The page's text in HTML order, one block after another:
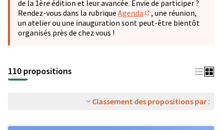
de la 1ère édition et leur avancée. Envie de participer ?
Rendez-vous dans la rubrique Agenda
(S'ouvre dans un
, une réunion,
un atelier ou une inauguration sont peut-être bientôt
organisés près de chez vous !
110 propositions
Classement des propositions par :